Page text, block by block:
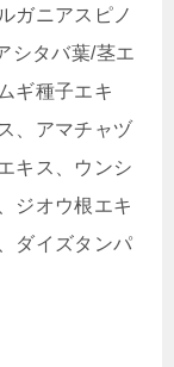
ガニアスピノ
シタバ葉/茎エ
ギ種子エキ
、アマチャヅ
キス、ウンシ
ジオウ根エキ
ダイズタンパ